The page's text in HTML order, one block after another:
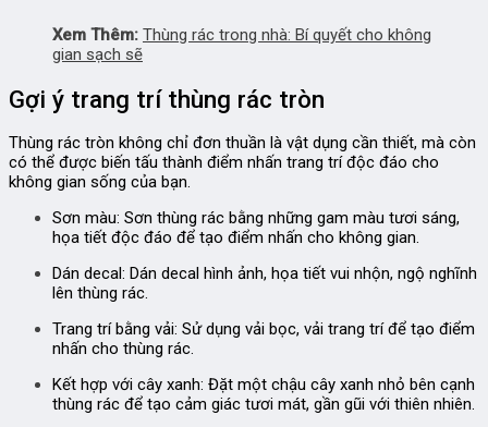
Xem Thêm: Thùng rác trong nhà: Bí quyết cho không
gian sạch sẽ
Gợi ý trang trí thùng rác tròn
Thùng rác tròn không chỉ đơn thuần là vật dụng cần thiết, mà còn
có thể được biến tấu thành điểm nhấn trang trí độc đáo cho
không gian sống của bạn.
Sơn màu: Sơn thùng rác bằng những gam màu tươi sáng,
họa tiết độc đáo để tạo điểm nhấn cho không gian.
Dán decal: Dán decal hình ảnh, họa tiết vui nhộn, ngộ nghĩnh
lên thùng rác.
Trang trí bằng vải: Sử dụng vải bọc, vải trang trí để tạo điểm
nhấn cho thùng rác.
Kết hợp với cây xanh: Đặt một chậu cây xanh nhỏ bên cạnh
thùng rác để tạo cảm giác tươi mát, gần gũi với thiên nhiên.